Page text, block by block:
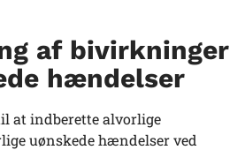
af bivirkninger
hændelser
at indberette alvorlige
uønskede hændelser ved